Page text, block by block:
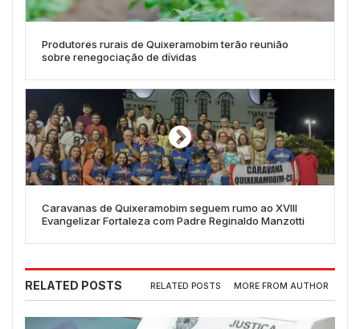
Produtores rurais de Quixeramobim terão reunião
sobre renegociação de dívidas
Caravanas de Quixeramobim seguem rumo ao XVIII
Evangelizar Fortaleza com Padre Reginaldo Manzotti
RELATED POSTS RELATED POSTS MORE FROM AUTHOR